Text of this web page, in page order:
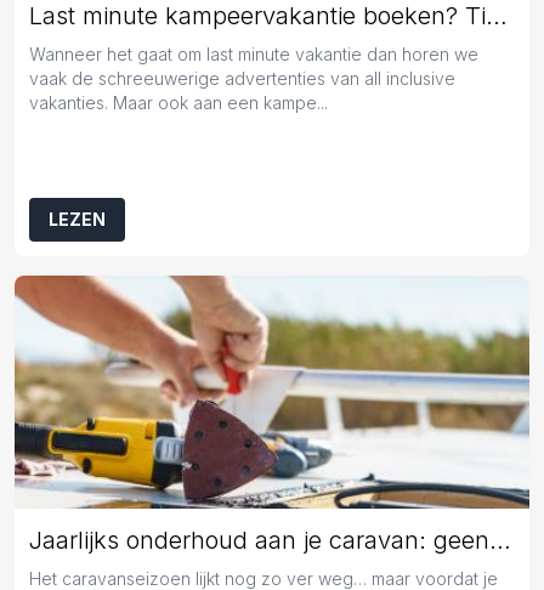
Last minute kampeervakantie boeken? Tips en tricks!
Wanneer het gaat om last minute vakantie dan horen we
vaak de schreeuwerige advertenties van all inclusive
vakanties. Maar ook aan een kampe...
LEZEN
Jaarlijks onderhoud aan je caravan: geen overbodige luxe
Het caravanseizoen lijkt nog zo ver weg… maar voordat je